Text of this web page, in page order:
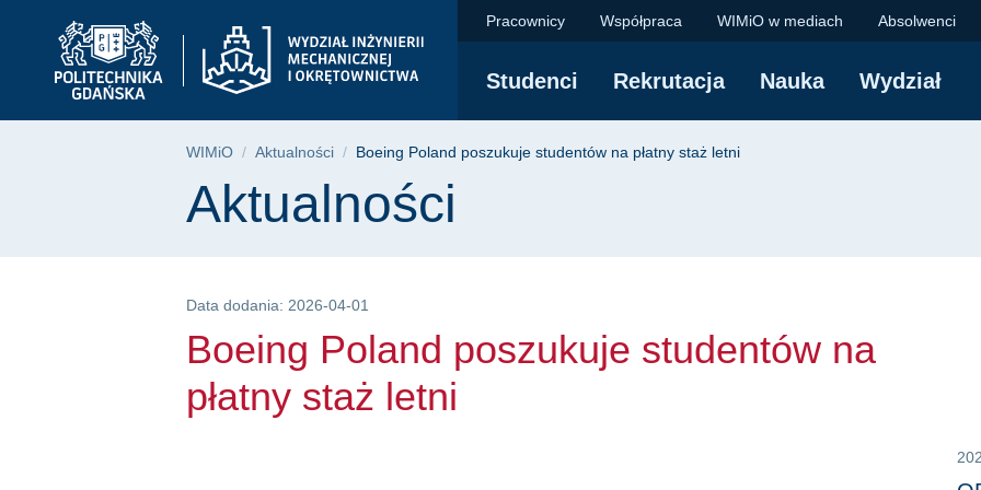
głównego
wyszukiwarki
Boeing Poland poszukuje studentów na
Pracownicy Współpraca WIMiO w mediach Absolwenci
Studenci Rekrutacja Nauka Wydział
Ścieżka nawigacyjna
WIMiO Aktualności Boeing Poland poszukuje studentów na płatny staż letni
Treść strony
Aktualności
Data dodania: 2026-04-01
Boeing Poland poszukuje studentów na
płatny staż letni